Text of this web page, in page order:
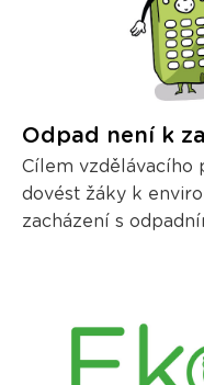
Odpad není k
Cílem vzdělávacího
dovést žáky k
zacházení s